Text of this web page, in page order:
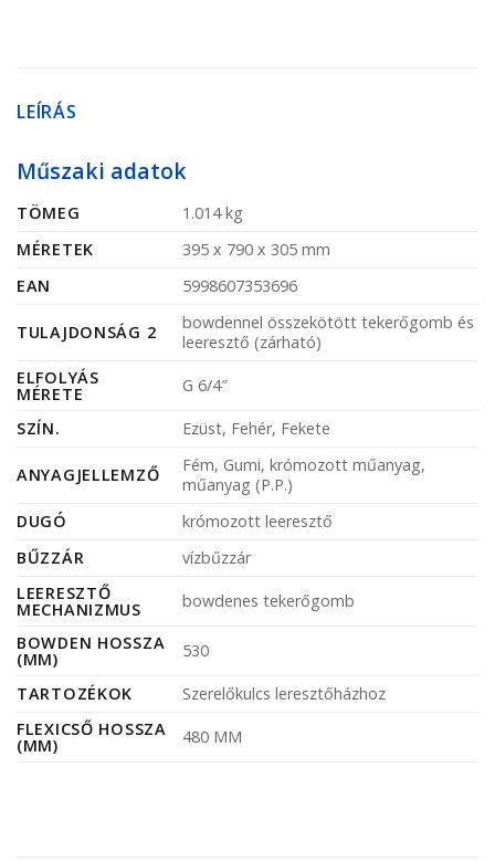
LEÍRÁS
Műszaki adatok
TÖMEG
1.014 kg
MÉRETEK
395 x 790 x 305 mm
EAN
5998607353696
TULAJDONSÁG 2
bowdennel összekötött tekerőgomb és
leeresztő (zárható)
ELFOLYÁS
MÉRETE G 6/4″
SZÍN. Ezüst, Fehér, Fekete
ANYAGJELLEMZŐ
Fém, Gumi, krómozott műanyag,
műanyag (P.P.)
DUGÓ
krómozott leeresztő
BŰZZÁR
vízbűzzár
LEERESZTŐ
MECHANIZMUS
bowdenes tekerőgomb
BOWDEN HOSSZA
(MM) 530
TARTOZÉKOK
Szerelőkulcs leresztőházhoz
FLEXICSŐ HOSSZA
(MM) 480 MM